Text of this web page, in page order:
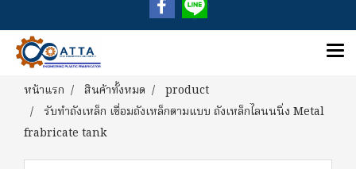
หน้าแรก สินค้าทั้งหมด
product
รับทำถังเหล็ก เชื่อมถังเหล็กตามแบบ ถังเหล็กไลนนนิ่ง Metal
frabricate tank